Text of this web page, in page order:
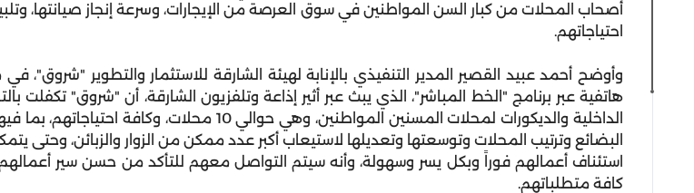
أصحاب المحلات من كبار السن المواطنين في سوق العرصة من الإيجارات، وسرعة إنجاز صيانتها،
احتياجاتهم.
وأوضح أحمد عبيد القصير المدير التنفيذي بالإنابة لهيئة الشارقة للاستثمار والتطوير "شروق"،
هاتفية عبر برنامج "الخط المباشر"، الذي يبث عبر أثير إذاعة وتلفزيون الشارقة، أن "شروق" تكفلت
الداخلية والديكورات لمحلات المسنين المواطنين، وهي حوالي 10 محلات، وكافة
البضائع وترتيب المحلات وتوسعتها وتعديلها لاستيعاب أكبر عدد ممكن من الزوار والزبائن، وحتى
استئناف أعمالهم فوراً وبكل يسر وسهولة، وأنه سيتم التواصل معهم للتأكد من حسن سير أعمالهم
كافة متطلباتهم.